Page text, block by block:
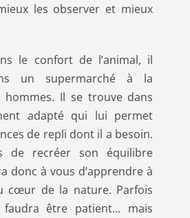
les observer et mieux
le confort de l’animal, il
un supermarché à la
hommes. Il se trouve dans
adapté qui lui permet
de repli dont il a besoin.
de recréer son équilibre
donc à vous d’apprendre à
cœur de la nature. Parfois
être patient… mais